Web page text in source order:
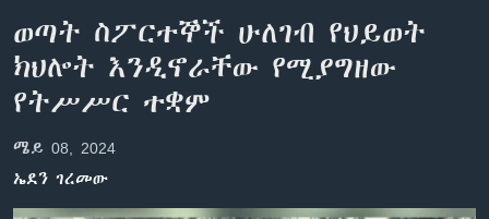
ወደ
ዋናው
ይዘት
እለፍ
ወደ
ዋናው
አሜሪካ
ከምሽቱ ሦስት ሰዓት የአማርኛ ዜና
ቪዲዮ
ክምችት
ወጣት ስፖርተኞች ሁለገብ የህይወት
ክህሎት እንዲኖራቸው የሚያግዘው
የትሥሥር ተቋም
ሜይ 08, 2024
ኤደን ገረመው